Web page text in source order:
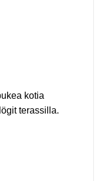
kotia
terassilla.